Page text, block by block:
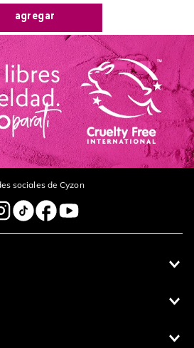
agregar
sociales de Cyzon